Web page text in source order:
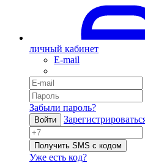
личный кабинет
E-mail
Забыли пароль?
Войти
Получить SMS с кодом
Уже есть код?